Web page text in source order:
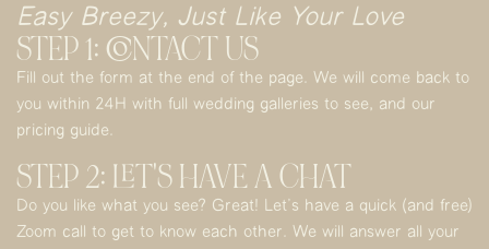
Easy Breezy, Just Like Your Love
STEP 1: CONTACT US
Fill out the form at the end of the page. We will come back to
you within 24H with full wedding galleries to see, and our
pricing guide.
STEP 2: LET'S HAVE A CHAT
Do you like what you see? Great! Let’s have a quick (and free)
Zoom call to get to know each other. We will answer all your